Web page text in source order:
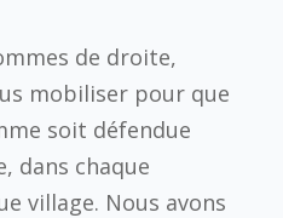
de droite,
mobiliser pour que
soit défendue
dans chaque
village. Nous avons